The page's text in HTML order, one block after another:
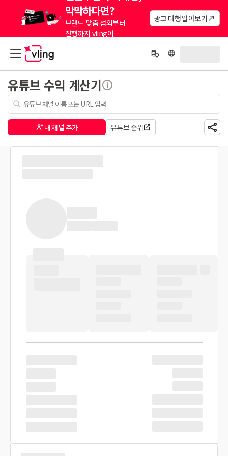
막막하다면?
브랜드 맞춤 섭외부터
진행까지 vling이
광고 대행 알아보기
유튜브 수익 계산기
내 채널 추가 유튜브 순위